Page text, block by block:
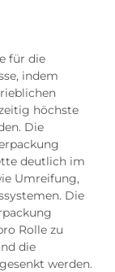
für die
indem
höchste
Die
deutlich im
Umreifung,
Die
Rolle zu
die
werden.